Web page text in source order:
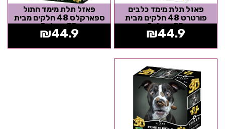
פאזל תלת מימד כלבים
פורטרט 48 חלקים מבית
Prime 3D
₪44.9
פאזל תלת מימד חתול
ספארקלס 48 חלקים מבית
Prime 3D
₪44.9